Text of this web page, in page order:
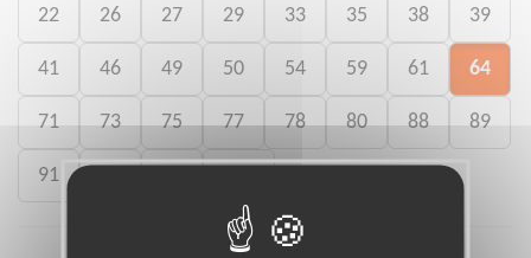
22 26 27 29 33 35 38 39
41 46 49 50 54 59 61 64
71 73 75 77 78 80 88 89
91